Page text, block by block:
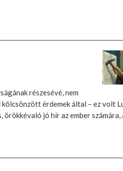
részesévé, nem
érdemek által – ez volt
jó hír az ember számára,